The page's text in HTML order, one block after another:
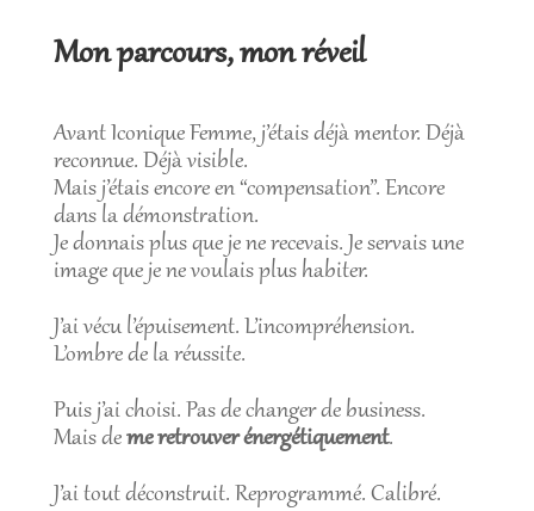
Mon parcours, mon réveil
Avant Iconique Femme, j’étais déjà mentor. Déjà
reconnue. Déjà visible.
Mais j’étais encore en “compensation”. Encore
dans la démonstration.
Je donnais plus que je ne recevais. Je servais une
image que je ne voulais plus habiter.
J’ai vécu l’épuisement. L’incompréhension.
L’ombre de la réussite.
Puis j’ai choisi. Pas de changer de business.
Mais deme retrouver énergétiquement.
J’ai tout déconstruit. Reprogrammé. Calibré.